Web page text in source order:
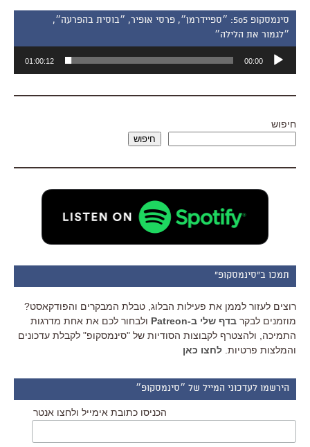
סינמסקופ 505: ״ספיידרמן״, פרסי אופיר, ״בוסית בהפרעה״,
״לגמור את הלילה״
אודיו
00:00
01:00:12
חיפוש
חיפוש
תמכו ב"סינמסקופ"
רוצים לעזור לממן את פעילות הבלוג, טבלת המבקרים והפודקאסט?
מוזמנים לבקר בדף שלי ב-Patreon
ולבחור לכם את אחת מדרגות
התמיכה, ולהצטרף לקבוצות הסודיות של "סינמסקופ" לקבלת עדכונים
והמלצות פרטיות. לחצו כאן
הירשמו לעדכוני המייל של ״סינמסקופ״
הכניסו כתובת אימייל ולחצו אנטר